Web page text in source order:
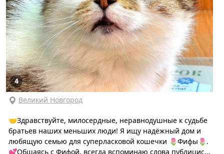
4
Великий Новгород
🤝Здравствуйте, милосердные, неравнодушные к судьбе
братьев наших меньших люди! Я ищу надёжный дом и
любящую семью для суперласковой кошечки 🌷Фифы🌷.
💕Общаясь с Фифой, всегда вспоминаю слова публицис...